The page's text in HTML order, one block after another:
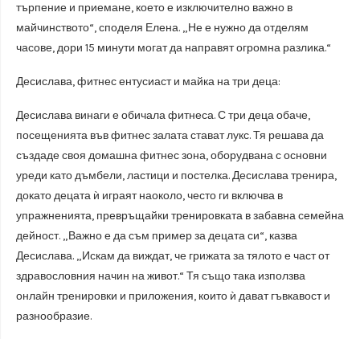
търпение и приемане, което е изключително важно в
майчинството“, споделя Елена. „Не е нужно да отделям
часове, дори 15 минути могат да направят огромна разлика.“
Десислава, фитнес ентусиаст и майка на три деца:
Десислава винаги е обичала фитнеса. С три деца обаче,
посещенията във фитнес залата стават лукс. Тя решава да
създаде своя домашна фитнес зона, оборудвана с основни
уреди като дъмбели, ластици и постелка. Десислава тренира,
докато децата ѝ играят наоколо, често ги включва в
упражненията, превръщайки тренировката в забавна семейна
дейност. „Важно е да съм пример за децата си“, казва
Десислава. „Искам да виждат, че грижата за тялото е част от
здравословния начин на живот.“ Тя също така използва
онлайн тренировки и приложения, които ѝ дават гъвкавост и
разнообразие.